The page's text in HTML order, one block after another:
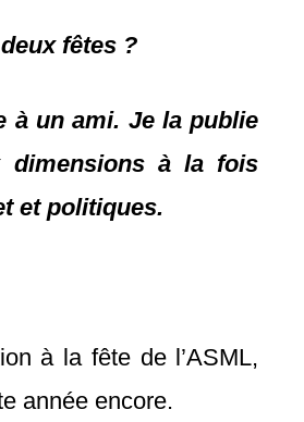
fêtes ?
à un ami. Je la publie
dimensions à la fois
et politiques.
à la fête de l’ASML,
année encore.